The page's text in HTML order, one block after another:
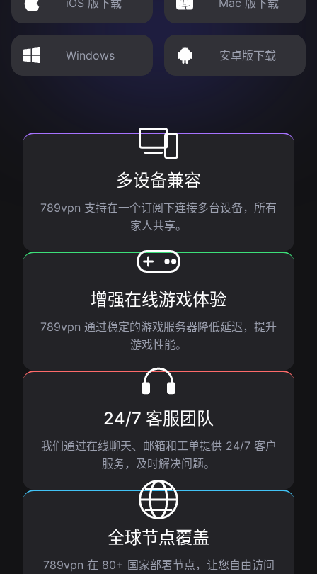
Windows 安卓版下载
多设备兼容
789vpn 支持在一个订阅下连接多台设备，所有
家人共享。
增强在线游戏体验
789vpn 通过稳定的游戏服务器降低延迟，提升
游戏性能。
24/7 客服团队
我们通过在线聊天、邮箱和工单提供 24/7 客户
服务，及时解决问题。
全球节点覆盖
789vpn 在 80+ 国家部署节点，让您自由访问